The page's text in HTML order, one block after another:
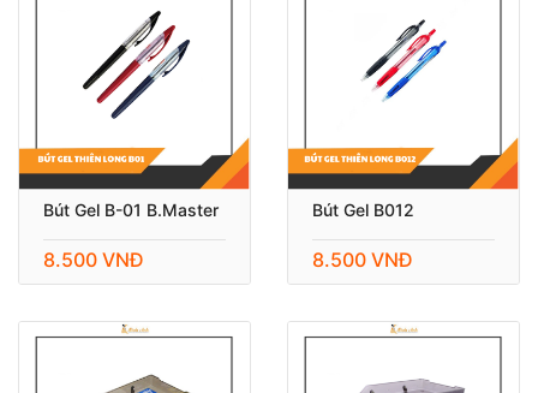
Bút Gel B-01 B.Master
8.500 VNĐ
Bút Gel B012
8.500 VNĐ